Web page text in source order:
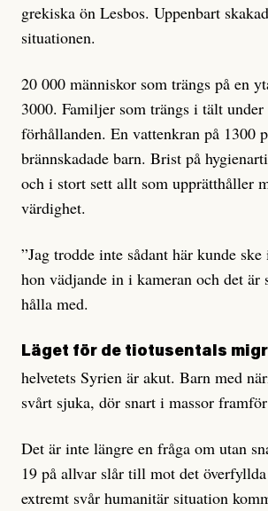
grekiska ön Lesbos. Uppenbart
situationen.
20 000 människor som trängs på en
3000. Familjer som trängs i tält
förhållanden. En vattenkran på 1300
brännskadade barn. Brist på
och i stort sett allt som upprätthåller
värdighet.
”Jag trodde inte sådant här kunde
hon vädjande in i kameran och det är
hålla med.
Läget för de tiotusentals
helvetets Syrien är akut. Barn med
svårt sjuka, dör snart i massor
Det är inte längre en fråga om utan
19 på allvar slår till mot det
extremt svår humanitär situation